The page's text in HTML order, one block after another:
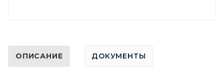
ОПИСАНИЕ ДОКУМЕНТЫ